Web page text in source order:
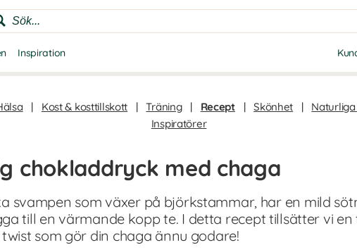
Inspiration
| Kost & kosttillskott | Träning | Recept | Skönhet |
Inspiratörer
chokladdryck med chaga
svampen som växer på björkstammar, har en mild
till en värmande kopp te. I detta recept tillsätter vi
som gör din chaga ännu godare!